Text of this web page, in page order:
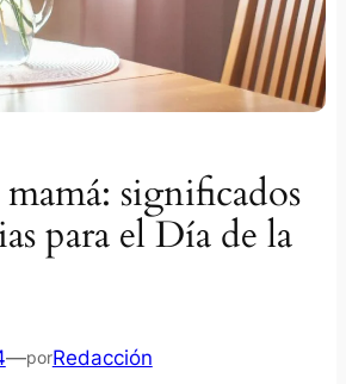
significados
para el Día de la
—porRedacción